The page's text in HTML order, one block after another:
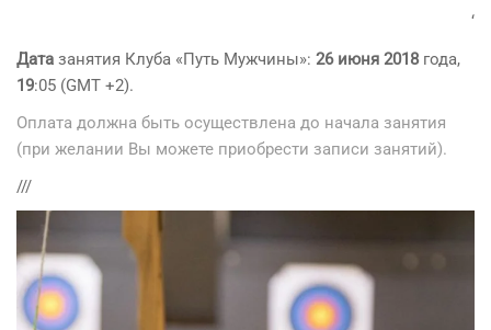
‘
Дата занятия Клуба «Путь Мужчины»: 26 июня 2018года,
19:05 (GMT +2).
Оплата должна быть осуществлена до начала занятия
(при желании Вы можете приобрести записи занятий).
///